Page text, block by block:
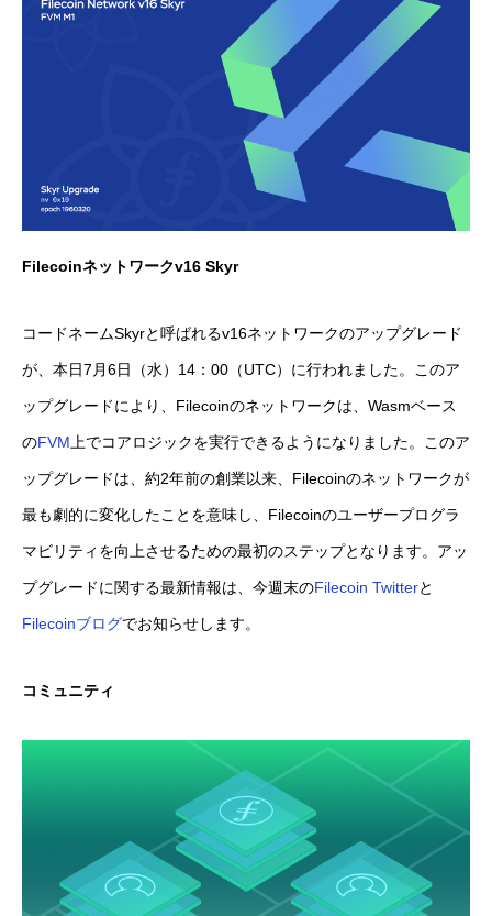
Filecoinネットワークv16 Skyr
コードネームSkyrと呼ばれるv16ネットワークのアップグレード
が、本日7月6日（水）14：00（UTC）に行われました。このア
ップグレードにより、Filecoinのネットワークは、Wasmベース
のFVM 上でコアロジックを実行できるようになりました。このア
ップグレードは、約2年前の創業以来、Filecoinのネットワークが
最も劇的に変化したことを意味し、Filecoinのユーザープログラ
マビリティを向上させるための最初のステップとなります。アッ
プグレードに関する最新情報は、今週末のFilecoin Twitterと
Filecoinブログでお知らせします。
コミュニティ